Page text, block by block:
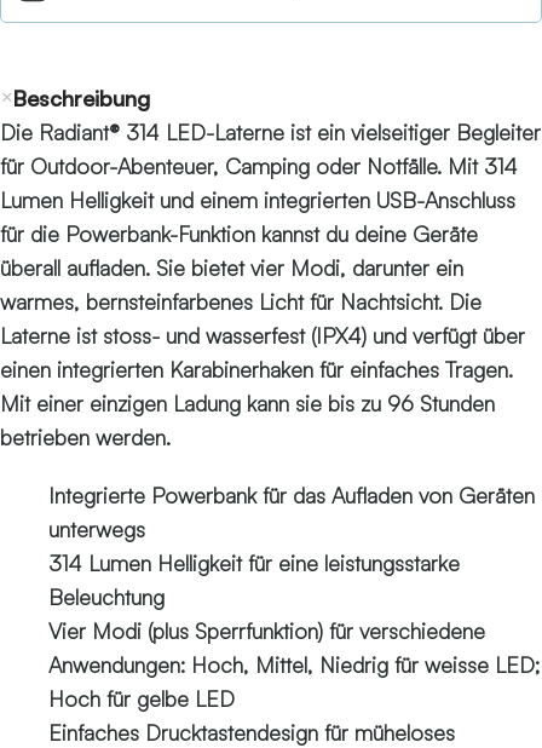
Beschreibung
Die Radiant® 314 LED-Laterne ist ein vielseitiger Begleiter
für Outdoor-Abenteuer, Camping oder Notfälle. Mit 314
Lumen Helligkeit und einem integrierten USB-Anschluss
für die Powerbank-Funktion kannst du deine Geräte
überall aufladen. Sie bietet vier Modi, darunter ein
warmes, bernsteinfarbenes Licht für Nachtsicht. Die
Laterne ist stoss- und wasserfest (IPX4) und verfügt über
einen integrierten Karabinerhaken für einfaches Tragen.
Mit einer einzigen Ladung kann sie bis zu 96 Stunden
betrieben werden.
Integrierte Powerbank für das Aufladen von Geräten
unterwegs
314 Lumen Helligkeit für eine leistungsstarke
Beleuchtung
Vier Modi (plus Sperrfunktion) für verschiedene
Anwendungen: Hoch, Mittel, Niedrig für weisse LED;
Hoch für gelbe LED
Einfaches Drucktastendesign für müheloses